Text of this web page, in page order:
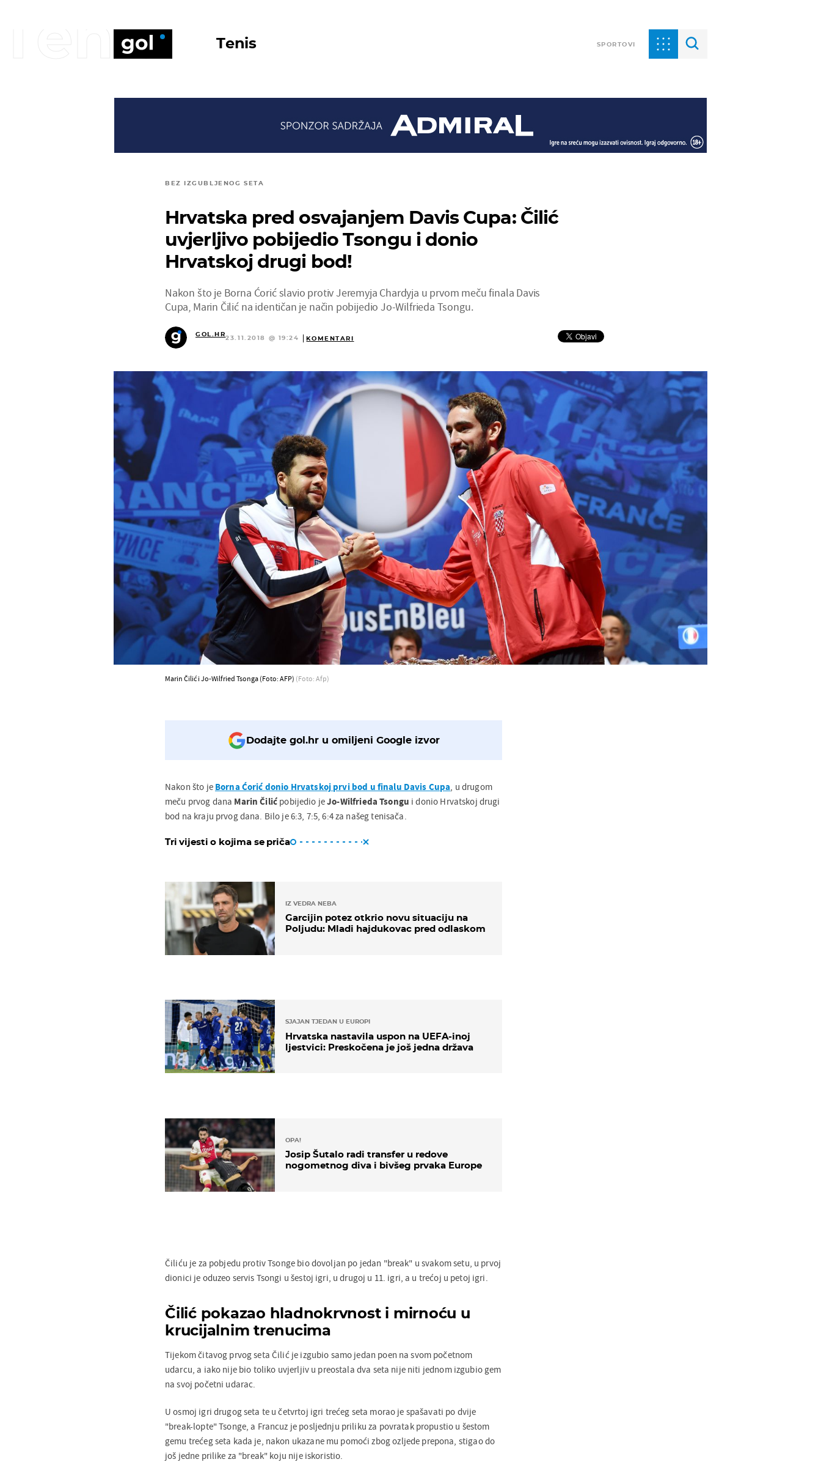
Tenis SPORTOVI
Tenis
BEZ IZGUBLJENOG SETA
Hrvatska pred osvajanjem Davis Cupa: Čilić
uvjerljivo pobijedio Tsongu i donio
Hrvatskoj drugi bod!
Nakon što je Borna Ćorić slavio protiv Jeremyja Chardyja u prvom meču finala Davis
Cupa, Marin Čilić na identičan je način pobijedio Jo-Wilfrieda Tsongu.
GOL.HR
23.11.2018 @ 19:24 KOMENTARI
Marin Čilić i Jo-Wilfried Tsonga (Foto: AFP) (Foto: Afp)
Dodajte gol.hr u omiljeni Google izvor
Nakon što je Borna Ćorić donio Hrvatskoj prvi bod u finalu Davis Cupa, u drugom
meču prvog dana Marin Čilić pobijedio jeJo-Wilfrieda Tsongu i donio Hrvatskoj drugi
bod na kraju prvog dana. Bilo je 6:3, 7:5, 6:4 za našeg tenisača.
Tri vijesti o kojima se priča
IZ VEDRA NEBA
Garcijin potez otkrio novu situaciju na
Poljudu: Mladi hajdukovac pred odlaskom
SJAJAN TJEDAN U EUROPI
Hrvatska nastavila uspon na UEFA-inoj
ljestvici: Preskočena je još jedna država
OPA!
Josip Šutalo radi transfer u redove
nogometnog diva i bivšeg prvaka Europe
Čiliću je za pobjedu protiv Tsonge bio dovoljan po jedan "break" u svakom setu, u prvoj
dionici je oduzeo servis Tsongi u šestoj igri, u drugoj u 11. igri, a u trećoj u petoj igri.
Čilić pokazao hladnokrvnost i mirnoću u
krucijalnim trenucima
Tijekom čitavog prvog seta Čilić je izgubio samo jedan poen na svom početnom
udarcu, a iako nije bio toliko uvjerljiv u preostala dva seta nije niti jednom izgubio gem
na svoj početni udarac.
U osmoj igri drugog seta te u četvrtoj igri trećeg seta morao je spašavati po dvije
"break-lopte" Tsonge, a Francuz je posljednju priliku za povratak propustio u šestom
gemu trećeg seta kada je, nakon ukazane mu pomoći zbog ozljede prepona, stigao do
još jedne prilike za "break" koju nije iskoristio.